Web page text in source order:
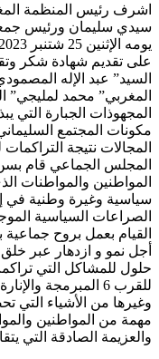
اشرف رئيس المنظمة
سيدي سليمان ورئيس جمعية
على تقديم شهادة شكر
السيد” عبد الإله
المغربي” محمد لمليجي”
المجهوذات الجبارة التي
مكونات المجتمع
المجالات نتيجة
المجلس الجماعي قام
المواطنين والمواطنات
سياسية وغيرة وطنية في
الصراعات السياسية
القيام بعمل بروح
أجل نمو و ازدهار عبر
حلول للمشاكل التي
للقرب 6 المبرمجة
وغيرها من الأشياء التي
مهمة من المواطنين
والعزيمة الصادقة التي